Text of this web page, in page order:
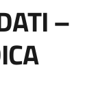
–